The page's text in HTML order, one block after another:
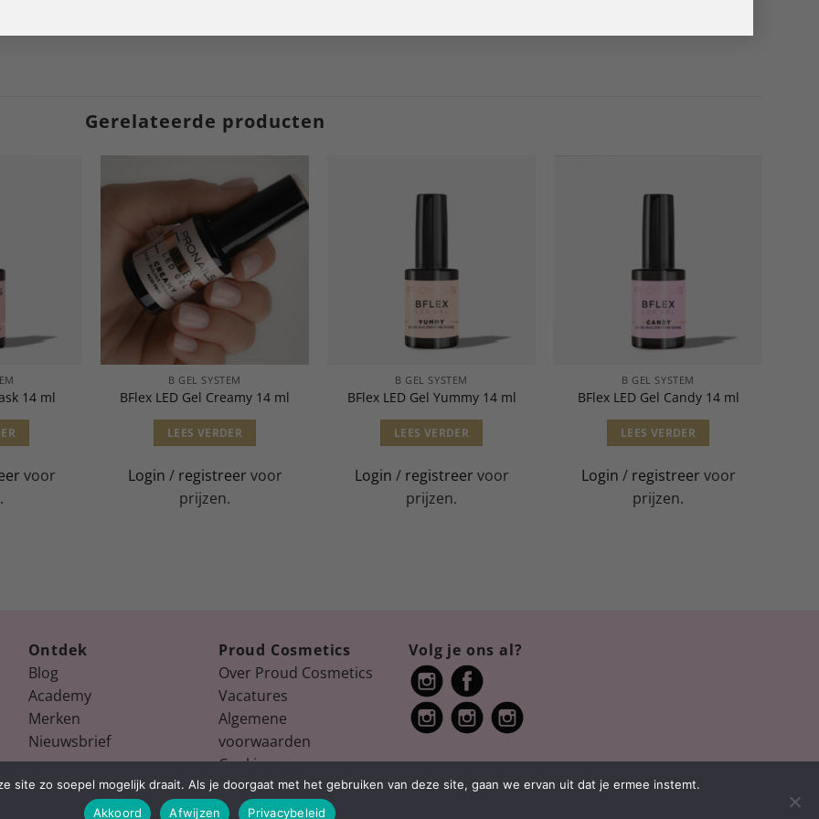
Gerelateerde producten
14 ml
voor
B GEL SYSTEM
BFlex LED Gel Creamy 14 ml
LEES VERDER
Login / registreer voor
prijzen.
B GEL SYSTEM
BFlex LED Gel Yummy 14 ml
LEES VERDER
Login / registreer voor
prijzen.
B GEL SYSTEM
BFlex LED Gel Candy 14 ml
LEES VERDER
Login / registreer voor
prijzen.
Ontdek
Blog
Academy
Merken
Nieuwsbrief
Proud Cosmetics
Over Proud Cosmetics
Vacatures
Algemene
voorwaarden
Cookies
Volg je ons al?
site zo soepel mogelijk draait. Als je doorgaat met het gebruiken van deze site, gaan we ervan uit dat je ermee instemt.
Akkoord
Afwijzen Privacybeleid